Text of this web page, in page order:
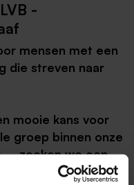
-
mensen met een
die streven naar
mooie kans voor
groep binnen onze
– zoeken we een
begeleider.